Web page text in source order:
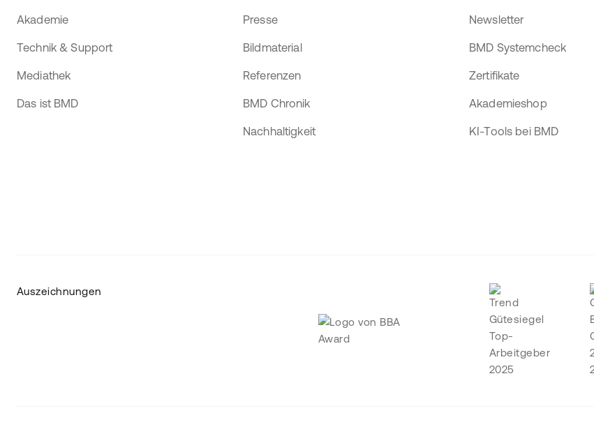
Akademie
Technik & Support
Mediathek
Das ist BMD
Presse
Bildmaterial
Referenzen
BMD Chronik
Nachhaltigkeit
Newsletter
BMD Systemcheck
Zertifikate
Akademieshop
KI-Tools bei BMD
Auszeichnungen